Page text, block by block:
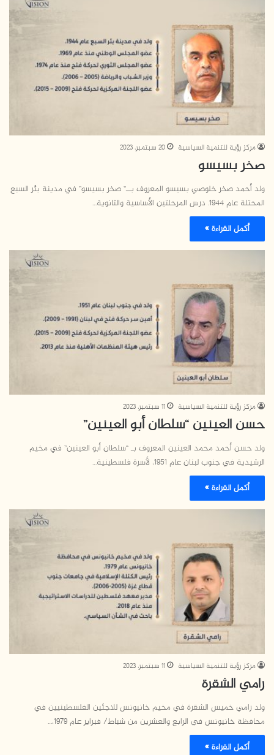
مركز رؤية للتنمية السياسية 20 سبتمبر، 2023
صخر بسيسو
ولد أحمد صخر خلوصي بسيسو المعروف بــ” صخر بسيسو” في مدينة بئر السبع
المحتلة عام 1944. درس المرحلتين الأساسية والثانوية…
أكمل القراءة »
مركز رؤية للتنمية السياسية 11 سبتمبر، 2023
حسن العينين “سلطان أبو العينين”
ولد حسن أحمد محمد العينين المعروف بـ “سلطان أبو العينين” في مخيم
الرشيدية في جنوب لبنان عام 1951، لأسرة فلسطينية…
أكمل القراءة »
مركز رؤية للتنمية السياسية 11 سبتمبر، 2023
رامي الشقرة
ولد رامي خميس الشقرة في مخيم خانيونس للاجئين الفلسطينيين في
محافظة خانيونس في الرابع والعشرين من شباط/ فبراير عام 1979،…
أكمل القراءة »